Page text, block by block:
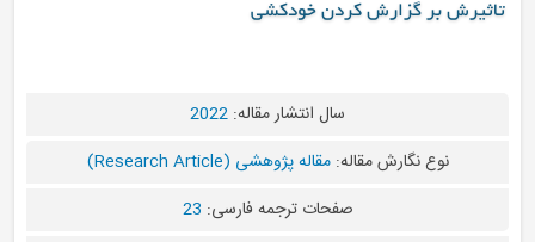
تاثیرش بر گزارش کردن خودکشی
سال انتشار مقاله: 2022
نوع نگارش مقاله:مقاله پژوهشی (Research Article)
صفحات ترجمه فارسی: 23